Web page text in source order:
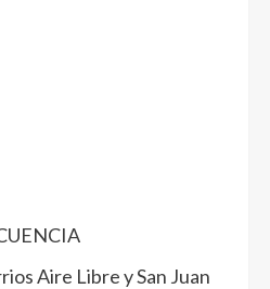
Aire Libre y San Juan